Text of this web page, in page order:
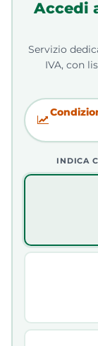
Accedi
Servizio
IVA, con
INDICA